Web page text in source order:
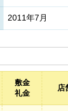
2011年7月
敷金
礼金
店